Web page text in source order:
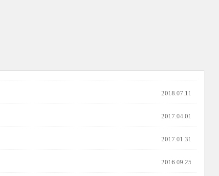
2018.07.11
2017.04.01
2017.01.31
2016.09.25